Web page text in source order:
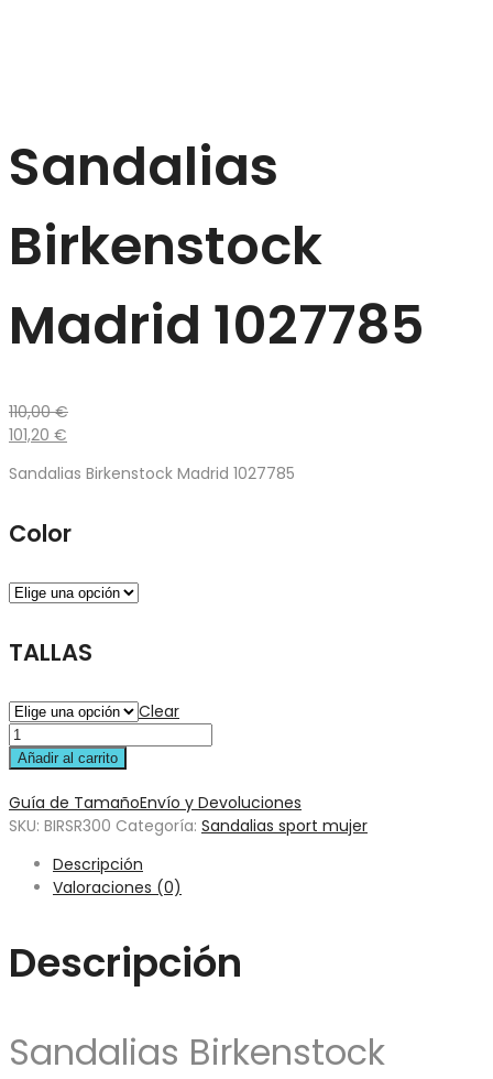
Sandalias
Birkenstock
Madrid 1027785
110,00€
101,20 €
Sandalias Birkenstock Madrid 1027785
Color
TALLAS
Clear
Añadir al carrito
Guía de TamañoEnvío y Devoluciones
SKU: BIRSR300 Categoría: Sandalias sport mujer
Descripción
Valoraciones (0)
Descripción
Sandalias Birkenstock